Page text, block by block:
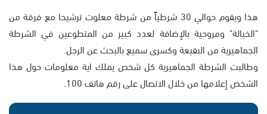
هذا ويقوم حوالي 30 شرطياً من شرطة معلوت ترشيحا مع فرقة من
"الخيالة" ومروحية بالإضافة لعدد كبير من المتطوعين في الشرطة
الجماهيرية من البقيعة وكسرى سميع بالبحث عن الرجل.
وطالبت الشرطة الجماهيرية كل شخص يملك اية معلومات حول هذا
الشخص إعلامها من خلال الاتصال على رقم هاتف 100.